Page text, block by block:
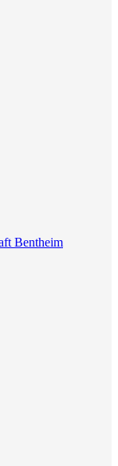
Bentheim